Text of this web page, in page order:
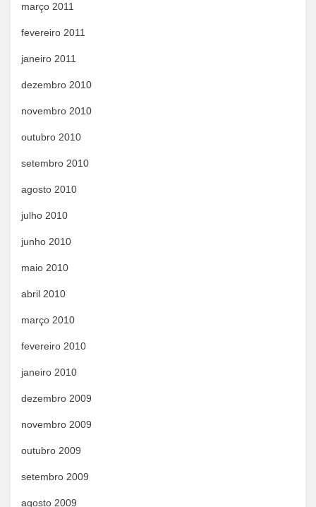
março 2011
fevereiro 2011
janeiro 2011
dezembro 2010
novembro 2010
outubro 2010
setembro 2010
agosto 2010
julho 2010
junho 2010
maio 2010
abril 2010
março 2010
fevereiro 2010
janeiro 2010
dezembro 2009
novembro 2009
outubro 2009
setembro 2009
agosto 2009